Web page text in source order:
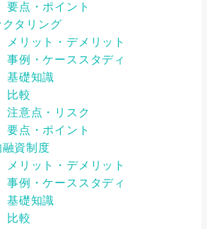
要点・ポイント
クタリング
メリット・デメリット
事例・ケーススタディ
基礎知識
比較
注意点・リスク
要点・ポイント
融資制度
メリット・デメリット
事例・ケーススタディ
基礎知識
比較